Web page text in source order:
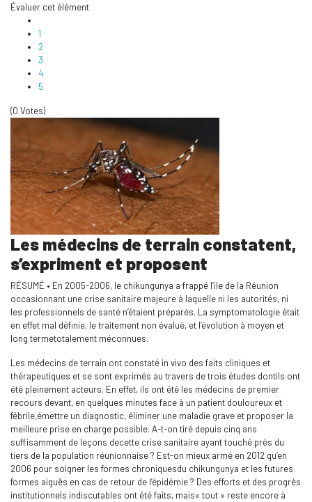
Évaluer cet élément
1
2
3
4
5
(0 Votes)
Les médecins de terrain constatent,
s’expriment et proposent
RÉSUMÉ • En 2005-2006, le chikungunya a frappé l’ile de la Réunion
occasionnant une crise sanitaire majeure à laquelle ni les autorités, ni
les professionnels de santé n’étaient préparés. La symptomatologie était
en effet mal définie, le traitement non évalué, et l’évolution à moyen et
long termetotalement méconnues.
Les médecins de terrain ont constaté in vivo des faits cliniques et
thérapeutiques et se sont exprimés au travers de trois études dontils ont
été pleinement acteurs. En effet, ils ont été les médecins de premier
recours devant, en quelques minutes face à un patient douloureux et
fébrile,émettre un diagnostic, éliminer une maladie grave et proposer la
meilleure prise en charge possible. A-t-on tiré depuis cinq ans
suffisamment de leçons decette crise sanitaire ayant touché près du
tiers de la population réunionnaise ? Est-on mieux armé en 2012 qu’en
2006 pour soigner les formes chroniquesdu chikungunya et les futures
formes aiguës en cas de retour de l’épidémie ? Des efforts et des progrès
institutionnels indiscutables ont été faits, mais« tout » reste encore à